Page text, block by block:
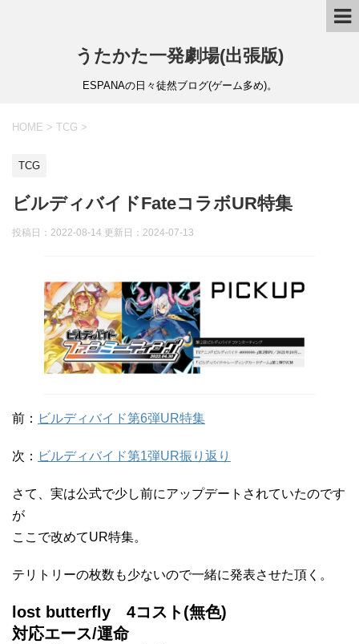
うたかた一発劇場(出張版)
ESPANAの日々徒然ブログ(ゲーム多め)。
HOME > TCG >
TCG
ビルディバイドFateコラボUR特集
投稿日：2022-08-14 更新日： 2024-07-13
前： ビルディバイド第6弾UR特集
次： ビルディバイド第1弾UR振り返り
さて、実は公式で少し前にアップデートされていたのです
が
ここで改めてUR特集。
テリトリーの枚数も少ないので一緒に発表させた頂く。
lost butterfly 4コスト(無色)
対応エース/運命